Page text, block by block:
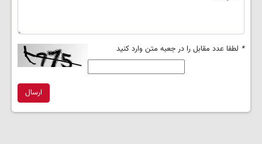
* لطفا عدد مقابل را در جعبه متن وارد کنید
ارسال